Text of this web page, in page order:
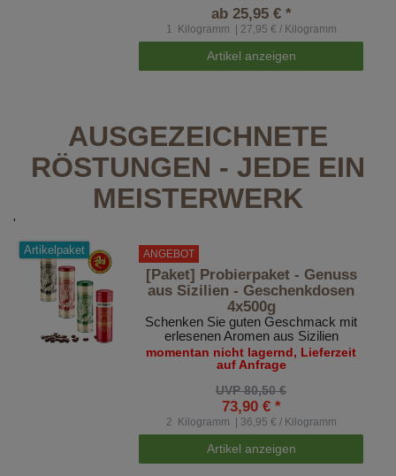
ab 25,95 € *
1 Kilogramm | 27,95 € / Kilogramm
Artikel anzeigen
AUSGEZEICHNETE
RÖSTUNGEN - JEDE EIN
MEISTERWERK
'
Artikelpaket ANGEBOT
[Paket] Probierpaket - Genuss
aus Sizilien - Geschenkdosen
4x500g
Schenken Sie guten Geschmack mit
erlesenen Aromen aus Sizilien
momentan nicht lagernd, Lieferzeit
auf Anfrage
UVP 80,50 €
73,90 € *
2 Kilogramm | 36,95 € / Kilogramm
Artikel anzeigen